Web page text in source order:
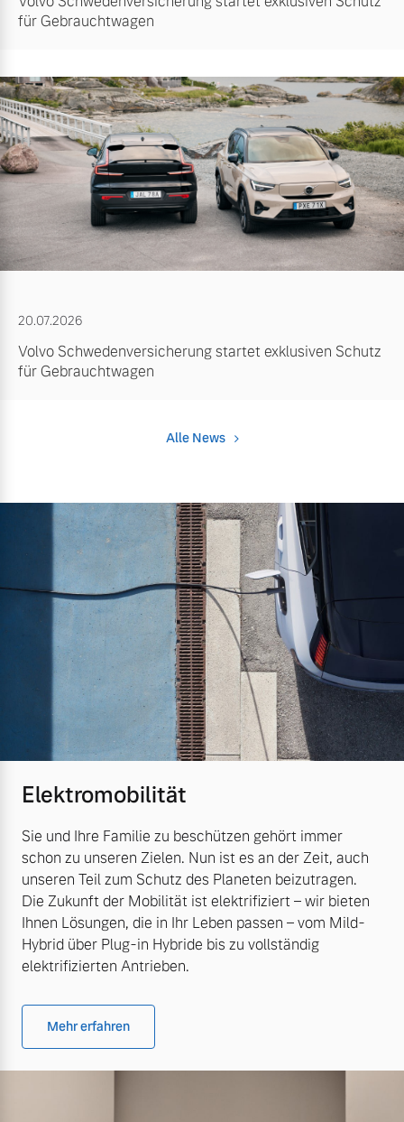
für Gebrauchtwagen
20.07.2026
Volvo Schwedenversicherung startet exklusiven Schutz
für Gebrauchtwagen
Alle News
Elektromobilität
Sie und Ihre Familie zu beschützen gehört immer
schon zu unseren Zielen. Nun ist es an der Zeit, auch
unseren Teil zum Schutz des Planeten beizutragen.
Die Zukunft der Mobilität ist elektrifiziert – wir bieten
Ihnen Lösungen, die in Ihr Leben passen – vom Mild-
Hybrid über Plug-in Hybride bis zu vollständig
elektrifizierten Antrieben.
Mehr erfahren